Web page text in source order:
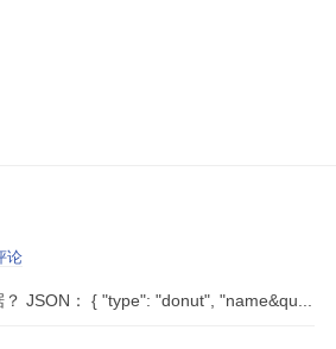
论
JSON： { "type": "donut", "name&qu...